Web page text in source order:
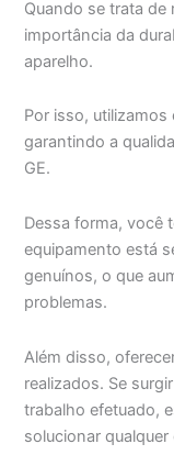
Quando se trata de
importância da
aparelho.
Por isso,
garantindo a
GE.
Dessa forma, você
equipamento está
genuínos, o que
problemas.
Além disso,
realizados. Se
trabalho efetuado,
solucionar